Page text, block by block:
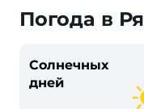
Погода в
Солнечных
дней